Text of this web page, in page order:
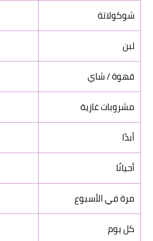
شوكولاتة
لبن
قهوة / شاي
مشروبات غازية
أبدًا
أحيانًا
مرة في الأسبوع
كل يوم